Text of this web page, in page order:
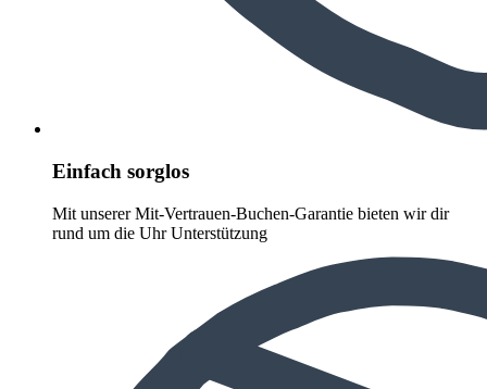
Einfach sorglos
Mit unserer Mit-Vertrauen-Buchen-Garantie bieten wir dir
rund um die Uhr Unterstützung